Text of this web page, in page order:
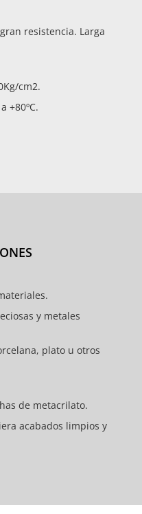
resistencia. Larga
cm2.
+80ºC.
y metales
plato u otros
de metacrilato.
acabados limpios y